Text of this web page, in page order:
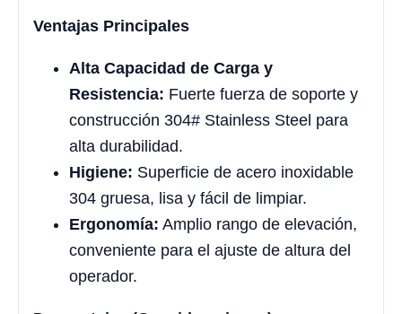
Ventajas Principales
Alta Capacidad de Carga y
Resistencia: Fuerte fuerza de soporte y
construcción 304# Stainless Steel para
alta durabilidad.
Higiene: Superficie de acero inoxidable
304 gruesa, lisa y fácil de limpiar.
Ergonomía: Amplio rango de elevación,
conveniente para el ajuste de altura del
operador.